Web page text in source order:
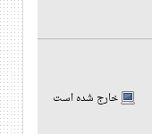
خارج شده است